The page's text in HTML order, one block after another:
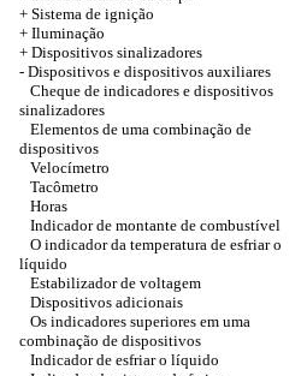
+ Sistema de ignição
+ Iluminação
+ Dispositivos sinalizadores
- Dispositivos e dispositivos auxiliares
Cheque de indicadores e dispositivos
sinalizadores
Elementos de uma combinação de
dispositivos
Velocímetro
Tacômetro
Horas
Indicador de montante de combustível
O indicador da temperatura de esfriar o
líquido
Estabilizador de voltagem
Dispositivos adicionais
Os indicadores superiores em uma
combinação de dispositivos
Indicador de esfriar o líquido